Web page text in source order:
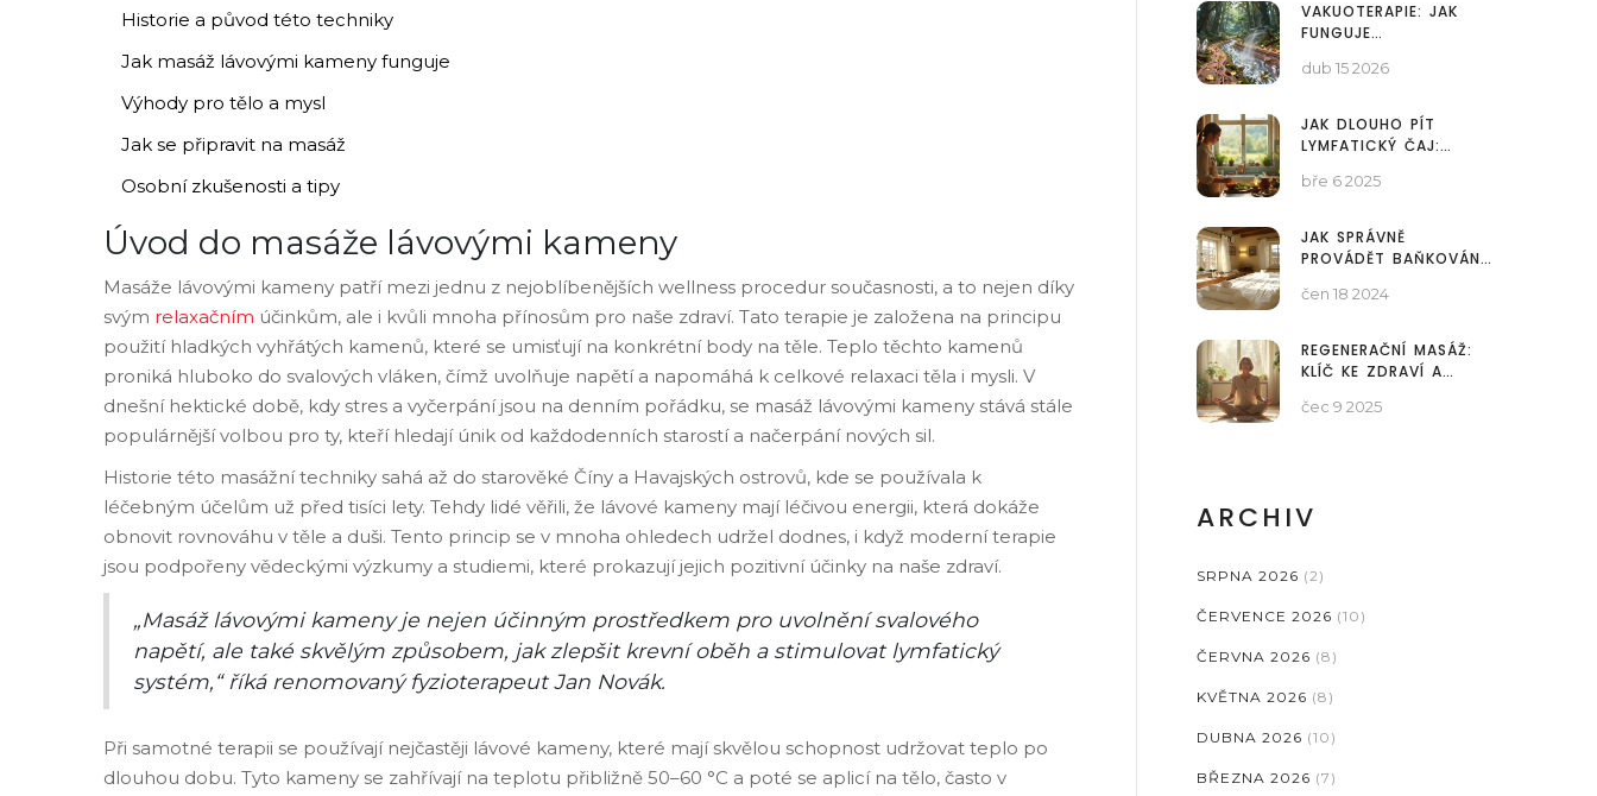
Historie a původ této techniky
Jak masáž lávovými kameny funguje
Výhody pro tělo a mysl
Jak se připravit na masáž
Osobní zkušenosti a tipy
Úvod do masáže lávovými kameny
Masáže lávovými kameny patří mezi jednu z nejoblíbenějších wellness procedur současnosti, a to nejen díky
svým relaxačním účinkům, ale i kvůli mnoha přínosům pro naše zdraví. Tato terapie je založena na principu
použití hladkých vyhřátých kamenů, které se umisťují na konkrétní body na těle. Teplo těchto kamenů
proniká hluboko do svalových vláken, čímž uvolňuje napětí a napomáhá k celkové relaxaci těla i mysli. V
dnešní hektické době, kdy stres a vyčerpání jsou na denním pořádku, se masáž lávovými kameny stává stále
populárnější volbou pro ty, kteří hledají únik od každodenních starostí a načerpání nových sil.
Historie této masážní techniky sahá až do starověké Číny a Havajských ostrovů, kde se používala k
léčebným účelům už před tisíci lety. Tehdy lidé věřili, že lávové kameny mají léčivou energii, která dokáže
obnovit rovnováhu v těle a duši. Tento princip se v mnoha ohledech udržel dodnes, i když moderní terapie
jsou podpořeny vědeckými výzkumy a studiemi, které prokazují jejich pozitivní účinky na naše zdraví.
„Masáž lávovými kameny je nejen účinným prostředkem pro uvolnění svalového
napětí, ale také skvělým způsobem, jak zlepšit krevní oběh a stimulovat lymfatický
systém,“ říká renomovaný fyzioterapeut Jan Novák.
Při samotné terapii se používají nejčastěji lávové kameny, které mají skvělou schopnost udržovat teplo po
dlouhou dobu. Tyto kameny se zahřívají na teplotu přibližně 50–60 °C a poté se aplicí na tělo, často v
VAKUOTERAPIE: JAK
FUNGUJE
POMÁHÁ SKUTEČNĚ
dub 15 2026
JAK DLOUHO PÍT
LYMFATICKÝ ČAJ:
DOPORUČENÍ
bře 6 2025
JAK SPRÁVNĚ
PROVÁDĚT BAŇKOVÁNÍ
NÁVOD
čen 18 2024
REGENERAČNÍ MASÁŽ:
KLÍČ KE ZDRAVÍ A
čec 9 2025
ARCHIV
SRPNA 2026 (2)
ČERVENCE 2026 (10)
ČERVNA 2026 (8)
KVĚTNA 2026 (8)
DUBNA 2026 (10)
BŘEZNA 2026 (7)